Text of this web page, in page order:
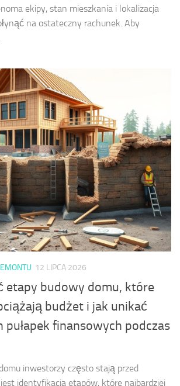
ekipy, stan mieszkania i lokalizacja
na ostateczny rachunek. Aby
12 LIPCA 2026
etapy budowy domu, które
budżet i jak unikać
pułapek finansowych podczas
inwestorzy często stają przed
identyfikacja etapów, które najbardziej